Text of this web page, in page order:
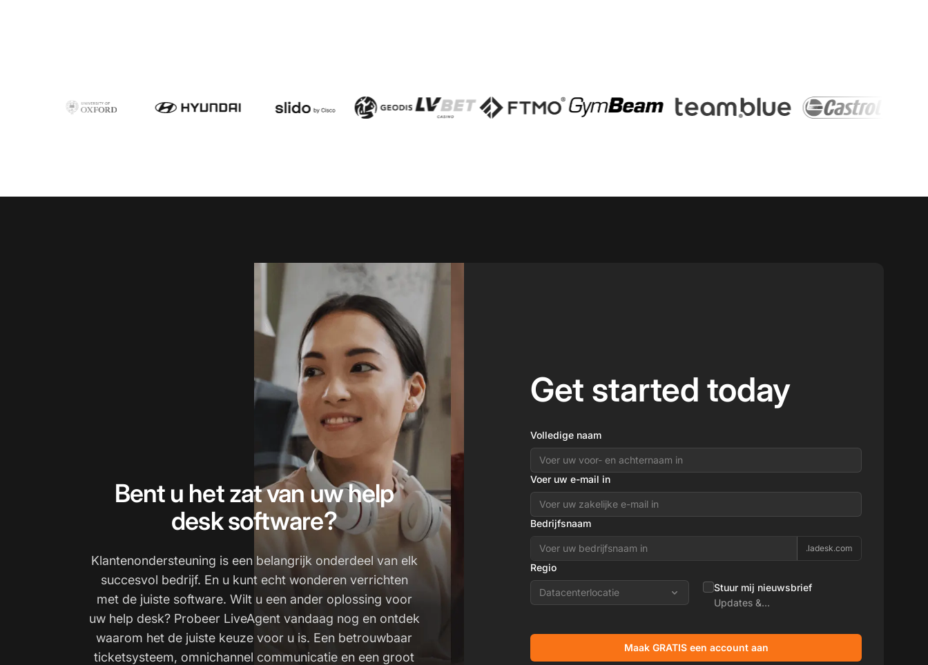
Bent u het zat van uw help
desk software?
Klantenondersteuning is een belangrijk onderdeel van elk
succesvol bedrijf. En u kunt echt wonderen verrichten
met de juiste software. Wilt u een ander oplossing voor
uw help desk? Probeer LiveAgent vandaag nog en ontdek
waarom het de juiste keuze voor u is. Een betrouwbaar
ticketsysteem, omnichannel communicatie en een groot
Get started today
Volledige naam
Voer uw e-mail in
Bedrijfsnaam
.ladesk.com
Regio
Datacenterlocatie
Stuur mij nieuwsbrief
Updates &
Maak GRATIS een account aan